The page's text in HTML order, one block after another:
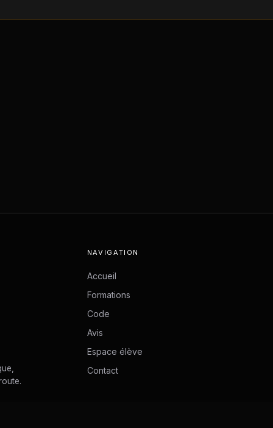
NAVIGATION
Accueil
Formations
Code
Avis
Espace élève
Contact